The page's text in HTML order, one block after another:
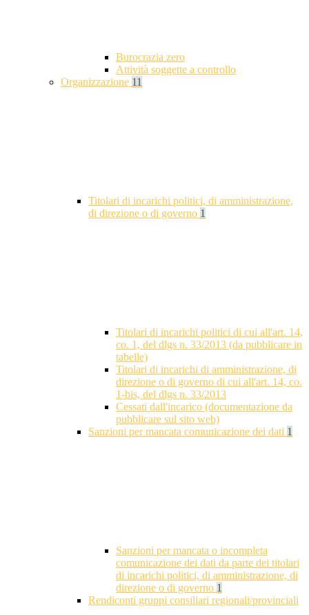
Burocrazia zero
Attività soggette a controllo
Organizzazione 11
Titolari di incarichi politici, di amministrazione,
di direzione o di governo 1
Titolari di incarichi politici di cui all'art. 14,
co. 1, del dlgs n. 33/2013 (da pubblicare in
tabelle)
Titolari di incarichi di amministrazione, di
direzione o di governo di cui all'art. 14, co.
1-bis, del dlgs n. 33/2013
Cessati dall'incarico (documentazione da
pubblicare sul sito web)
Sanzioni per mancata comunicazione dei dati 1
Sanzioni per mancata o incompleta
comunicazione dei dati da parte dei titolari
di incarichi politici, di amministrazione, di
direzione o di governo 1
Rendiconti gruppi consiliari regionali/provinciali